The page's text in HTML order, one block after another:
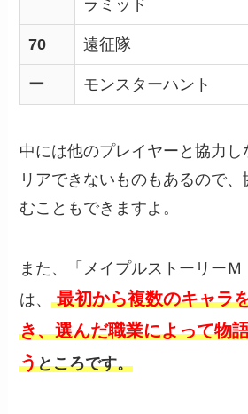
ラミッド
70 遠征隊
ー モンスターハント
中には他のプレイヤーと協力し
リアできないものもあるので
むこともできますよ。
また、「メイプルストーリー
は、最初から複数のキャラ
き、選んだ職業によって物
うところです。